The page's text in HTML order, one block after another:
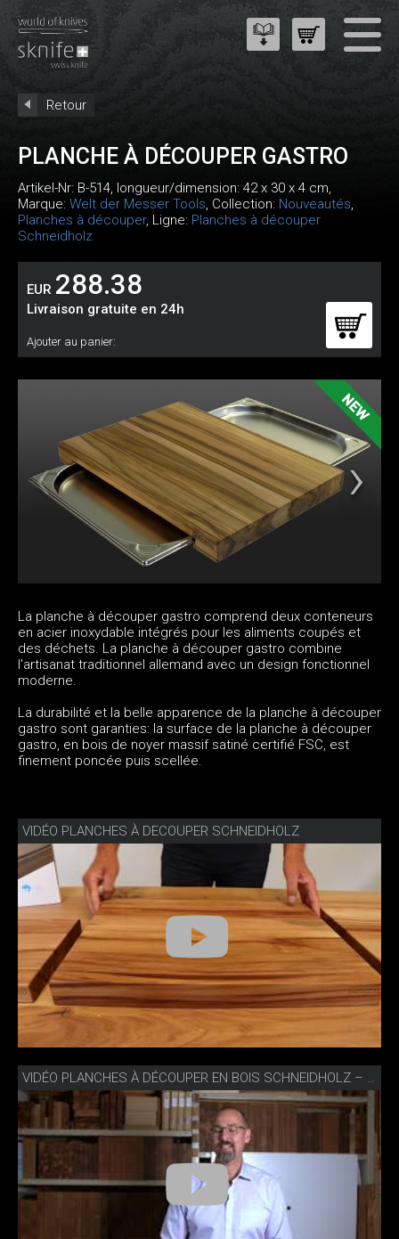
Retour
PLANCHE À DÉCOUPER GASTRO
Artikel-Nr: B-514, longueur/dimension: 42 x 30 x 4 cm,
Marque: Welt der Messer Tools, Collection: Nouveautés,
Planches à découper, Ligne: Planches à découper
Schneidholz
EUR 288.38
Livraison gratuite en 24h
Ajouter au panier:
La planche à découper gastro comprend deux conteneurs
en acier inoxydable intégrés pour les aliments coupés et
des déchets. La planche à découper gastro combine
l'artisanat traditionnel allemand avec un design fonctionnel
moderne.
La durabilité et la belle apparence de la planche à découper
gastro sont garanties: la surface de la planche à découper
gastro, en bois de noyer massif satiné certifié FSC, est
finement poncée puis scellée.
VIDÉO PLANCHES À DECOUPER SCHNEIDHOLZ
VIDÉO PLANCHES À DÉCOUPER EN BOIS SCHNEIDHOLZ – COMMENT LES NETTOYER ET LES ENTRETENIR?